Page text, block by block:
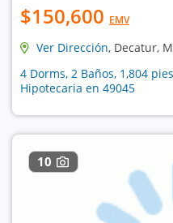
$150,600 EMV
Ver Dirección, Decatur,
4 Dorms, 2 Baños, 1,804
Hipotecaria en 49045
10